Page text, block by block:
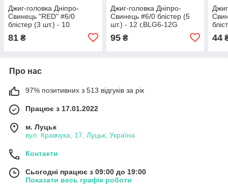
Джиг-головка Дніпро-
Свинець "RED" #6/0
блістер (3 шт.) - 10
81 ₴
Джиг-головка Дніпро-
Свинець #6/0 блістер (5
шт.) - 12 г,BLG6-12G
95₴ 44
Про нас
97% позитивних з 513 відгуків за рік
Працює з 17.01.2022
м. Луцьк
вул. Кравчука, 17, Луцьк, Україна
Контакти
Сьогодні працює з 09:00 до 19:00
Показати весь графік роботи